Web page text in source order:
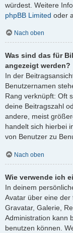
würdest. Weitere
phpBB Limited oder
Nach oben
Was sind das für
angezeigt werden?
In der
Benutzernamen
Rang verknüpft: Oft
deine Beitragszahl
andere, meist
handelt sich hierbei
von Benutzer zu
Nach oben
Wie verwende ich
In deinem
Avatar über eine
Gravatar, Galerie,
Administration kann
benutzen können.